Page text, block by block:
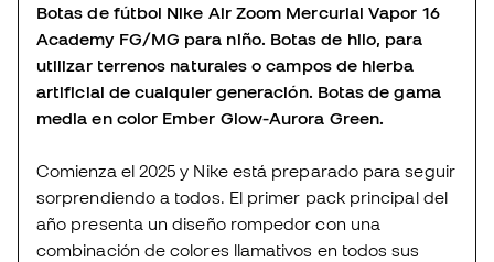
Botas de fútbol Nike Air Zoom Mercurial Vapor 16
Academy FG/MG para niño. Botas de hilo, para
utilizar terrenos naturales o campos de hierba
artificial de cualquier generación. Botas de gama
media en color Ember Glow-Aurora Green.
Comienza el 2025 y Nike está preparado para seguir
sorprendiendo a todos. El primer pack principal del
año presenta un diseño rompedor con una
combinación de colores llamativos en todos sus